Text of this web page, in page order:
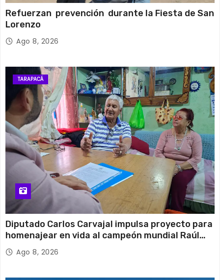
Refuerzan prevención durante la Fiesta de San
Lorenzo
Ago 8, 2026
TARAPACÁ
Diputado Carlos Carvajal impulsa proyecto para
homenajear en vida al campeón mundial Raúl
Choque
Ago 8, 2026